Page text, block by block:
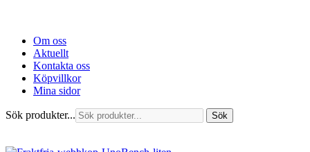
Om oss
Aktuellt
Kontakta oss
Köpvillkor
Mina sidor
Sök produkter... Sök